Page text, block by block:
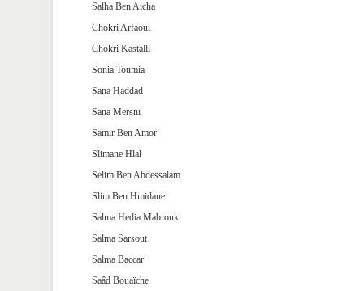
Salha Ben Aicha
Chokri Arfaoui
Chokri Kastalli
Sonia Toumia
Sana Haddad
Sana Mersni
Samir Ben Amor
Slimane Hlal
Selim Ben Abdessalam
Slim Ben Hmidane
Salma Hedia Mabrouk
Salma Sarsout
Salma Baccar
Saâd Bouaïche